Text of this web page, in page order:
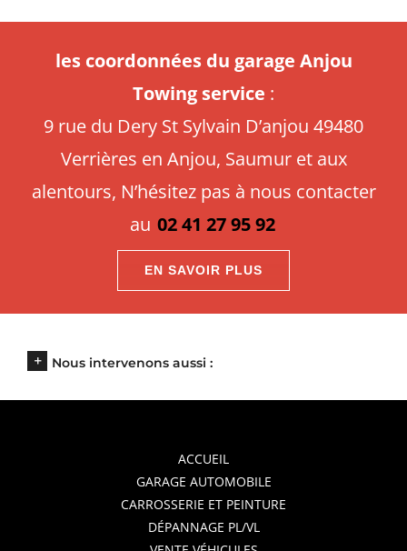
les coordonnées du garage Anjou
Towing service :
9 rue du Dery St Sylvain D’anjou 49480
Verrières en Anjou, Saumur et aux
alentours, N’hésitez pas à nous contacter
au 02 41 27 95 92
EN SAVOIR PLUS
Nous intervenons aussi :
ACCUEIL
GARAGE AUTOMOBILE
CARROSSERIE ET PEINTURE
DÉPANNAGE PL/VL